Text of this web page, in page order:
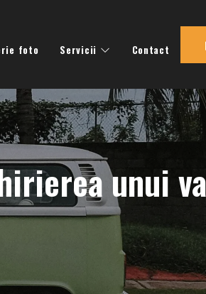
foto Servicii Contact
unui